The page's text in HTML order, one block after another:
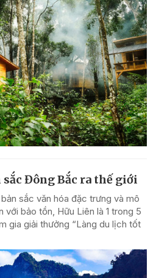
Đông Bắc ra thế giới
sắc văn hóa đặc trưng và mô
với bảo tồn, Hữu Liên là 1 trong 5
gia giải thưởng “Làng du lịch tốt